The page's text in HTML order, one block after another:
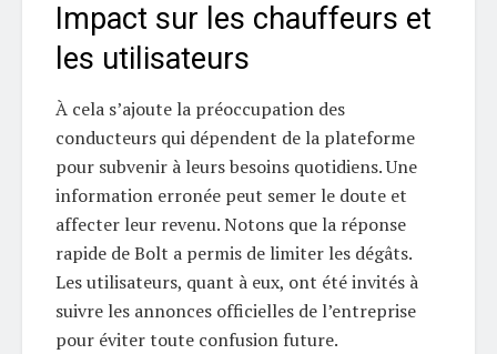
Impact sur les chauffeurs et
les utilisateurs
À cela s’ajoute la préoccupation des
conducteurs qui dépendent de la plateforme
pour subvenir à leurs besoins quotidiens. Une
information erronée peut semer le doute et
affecter leur revenu. Notons que la réponse
rapide de Bolt a permis de limiter les dégâts.
Les utilisateurs, quant à eux, ont été invités à
suivre les annonces officielles de l’entreprise
pour éviter toute confusion future.